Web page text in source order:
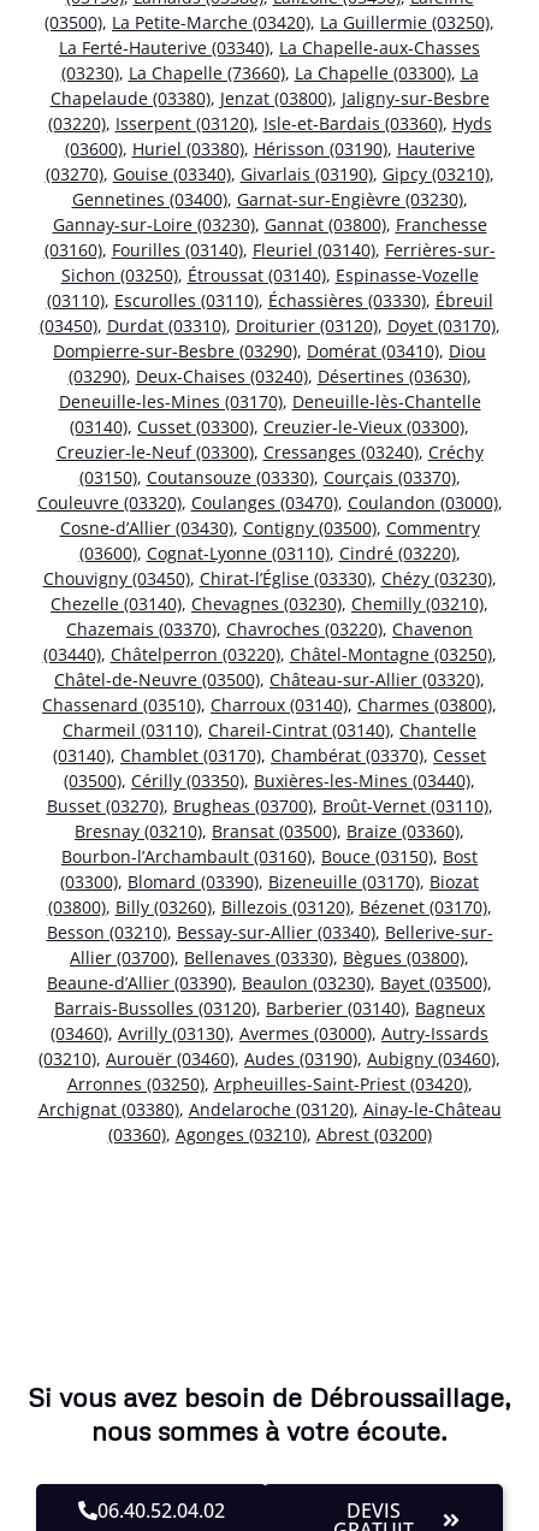
(03500), La Petite-Marche (03420), La Guillermie (03250),
La Ferté-Hauterive (03340), La Chapelle-aux-Chasses
(03230), La Chapelle (73660), La Chapelle (03300), La
Chapelaude (03380), Jenzat (03800), Jaligny-sur-Besbre
(03220), Isserpent (03120), Isle-et-Bardais (03360), Hyds
(03600), Huriel (03380), Hérisson (03190), Hauterive
(03270), Gouise (03340), Givarlais (03190), Gipcy (03210),
Gennetines (03400), Garnat-sur-Engièvre (03230),
Gannay-sur-Loire (03230), Gannat (03800), Franchesse
(03160), Fourilles (03140), Fleuriel (03140), Ferrières-sur-
Sichon (03250), Étroussat (03140), Espinasse-Vozelle
(03110), Escurolles (03110), Échassières (03330), Ébreuil
(03450), Durdat (03310), Droiturier (03120), Doyet (03170),
Dompierre-sur-Besbre (03290), Domérat (03410), Diou
(03290), Deux-Chaises (03240), Désertines (03630),
Deneuille-les-Mines (03170), Deneuille-lès-Chantelle
(03140), Cusset (03300), Creuzier-le-Vieux (03300),
Creuzier-le-Neuf (03300), Cressanges (03240), Créchy
(03150), Coutansouze (03330), Courçais (03370),
Couleuvre (03320), Coulanges (03470), Coulandon (03000),
Cosne-d’Allier (03430), Contigny (03500), Commentry
(03600), Cognat-Lyonne (03110), Cindré (03220),
Chouvigny (03450), Chirat-l’Église (03330), Chézy (03230),
Chezelle (03140), Chevagnes (03230), Chemilly (03210),
Chazemais (03370), Chavroches (03220), Chavenon
(03440), Châtelperron (03220), Châtel-Montagne (03250),
Châtel-de-Neuvre (03500), Château-sur-Allier (03320),
Chassenard (03510), Charroux (03140), Charmes (03800),
Charmeil (03110), Chareil-Cintrat (03140), Chantelle
(03140), Chamblet (03170), Chambérat (03370), Cesset
(03500), Cérilly (03350), Buxières-les-Mines (03440),
Busset (03270), Brugheas (03700), Broût-Vernet (03110),
Bresnay (03210), Bransat (03500), Braize (03360),
Bourbon-l’Archambault (03160), Bouce (03150), Bost
(03300), Blomard (03390), Bizeneuille (03170), Biozat
(03800), Billy (03260), Billezois (03120), Bézenet (03170),
Besson (03210), Bessay-sur-Allier (03340), Bellerive-sur-
Allier (03700), Bellenaves (03330), Bègues (03800),
Beaune-d’Allier (03390), Beaulon (03230), Bayet (03500),
Barrais-Bussolles (03120), Barberier (03140), Bagneux
(03460), Avrilly (03130), Avermes (03000), Autry-Issards
(03210), Aurouër (03460), Audes (03190), Aubigny (03460),
Arronnes (03250), Arpheuilles-Saint-Priest (03420),
Archignat (03380), Andelaroche (03120), Ainay-le-Château
(03360), Agonges (03210), Abrest (03200)
Si vous avez besoin de Débroussaillage,
nous sommes à votre écoute.
06.40.52.04.02 DEVIS